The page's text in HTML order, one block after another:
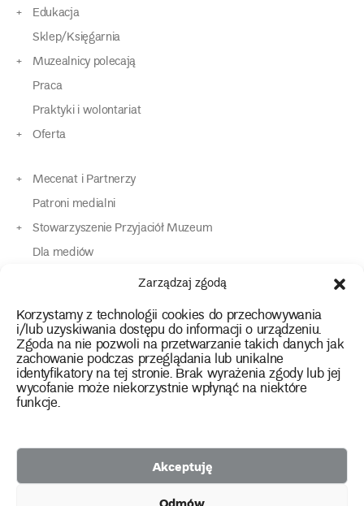
Zarządzaj zgodą
Korzystamy z technologii cookies do przechowywania
i/lub uzyskiwania dostępu do informacji o urządzeniu.
Zgoda na nie pozwoli na przetwarzanie takich danych jak
zachowanie podczas przeglądania lub unikalne
identyfikatory na tej stronie. Brak wyrażenia zgody lub jej
wycofanie może niekorzystnie wpłynąć na niektóre
funkcje.
Akceptuję
Odmów
Edukacja
Sklep/Księgarnia
Muzealnicy polecają
Praca
Praktyki i wolontariat
Oferta
Mecenat i Partnerzy
Patroni medialni
Stowarzyszenie Przyjaciół Muzeum
Dla mediów
Dla osób o specjalnych potrzebach
Kontakt
instagram
twitterfacebookyoutube
tiktok
2026 Copyright by Muzeum Narodowe we Wrocławiu
Polityka prywatności